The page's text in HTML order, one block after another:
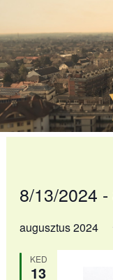
content
8/13/2024 -
kiválasztása.
augusztus 2024
KED
13